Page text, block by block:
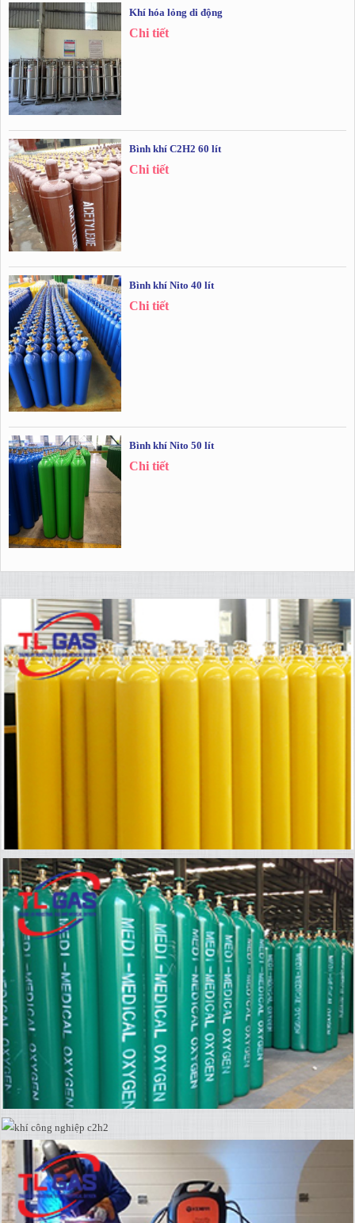
Khí hóa lỏng di động
Chi tiết
Bình khí C2H2 60 lít
Chi tiết
Bình khí Nito 40 lít
Chi tiết
Bình khí Nito 50 lít
Chi tiết